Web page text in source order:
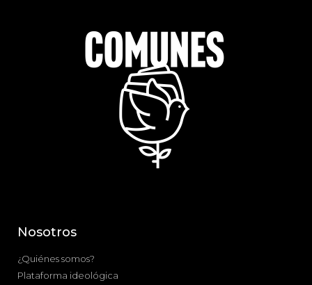
Nosotros
¿Quiénes somos?
Plataforma ideológica